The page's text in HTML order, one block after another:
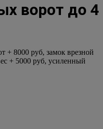
ворот до 4
+ 8000 руб, замок врезной
+ 5000 руб, усиленный